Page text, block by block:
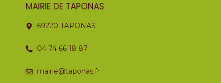
MAIRIE DE TAPONAS
69220 TAPONAS
04 74 66 18 87
mairie@taponas.fr